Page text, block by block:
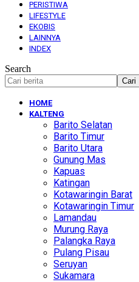
PERISTIWA
LIFESTYLE
EKOBIS
LAINNYA
INDEX
Search
HOME
KALTENG
Barito Selatan
Barito Timur
Barito Utara
Gunung Mas
Kapuas
Katingan
Kotawaringin Barat
Kotawaringin Timur
Lamandau
Murung Raya
Palangka Raya
Pulang Pisau
Seruyan
Sukamara